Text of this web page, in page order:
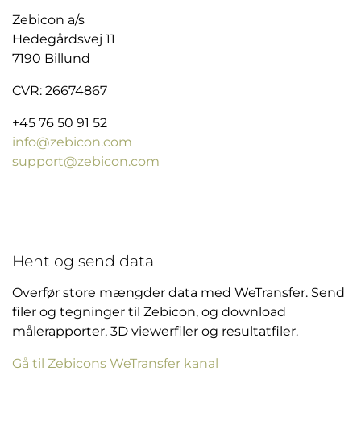
Zebicon a/s
Hedegårdsvej 11
7190 Billund
CVR: 26674867
+45 76 50 91 52
info@zebicon.com
support@zebicon.com
Hent og send data
Overfør store mængder data med WeTransfer. Send
filer og tegninger til Zebicon, og download
målerapporter, 3D viewerfiler og resultatfiler.
Gå til Zebicons WeTransfer kanal